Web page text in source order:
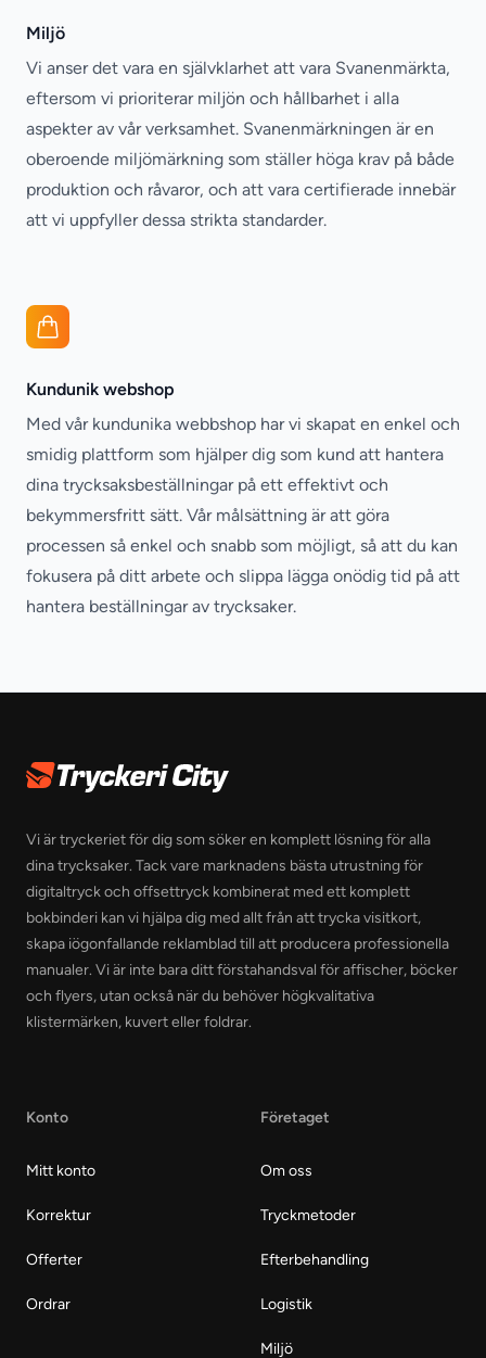
Miljö
Vi anser det vara en självklarhet att vara Svanenmärkta,
eftersom vi prioriterar miljön och hållbarhet i alla
aspekter av vår verksamhet. Svanenmärkningen är en
oberoende miljömärkning som ställer höga krav på både
produktion och råvaror, och att vara certifierade innebär
att vi uppfyller dessa strikta standarder.
Kundunik webshop
Med vår kundunika webbshop har vi skapat en enkel och
smidig plattform som hjälper dig som kund att hantera
dina trycksaksbeställningar på ett effektivt och
bekymmersfritt sätt. Vår målsättning är att göra
processen så enkel och snabb som möjligt, så att du kan
fokusera på ditt arbete och slippa lägga onödig tid på att
hantera beställningar av trycksaker.
Vi är tryckeriet för dig som söker en komplett lösning för alla
dina trycksaker. Tack vare marknadens bästa utrustning för
digitaltryck och offsettryck kombinerat med ett komplett
bokbinderi kan vi hjälpa dig med allt från att trycka visitkort,
skapa iögonfallande reklamblad till att producera professionella
manualer. Vi är inte bara ditt förstahandsval för affischer, böcker
och flyers, utan också när du behöver högkvalitativa
klistermärken, kuvert eller foldrar.
Konto
Mitt konto
Korrektur
Offerter
Ordrar
Företaget
Om oss
Tryckmetoder
Efterbehandling
Logistik
Miljö